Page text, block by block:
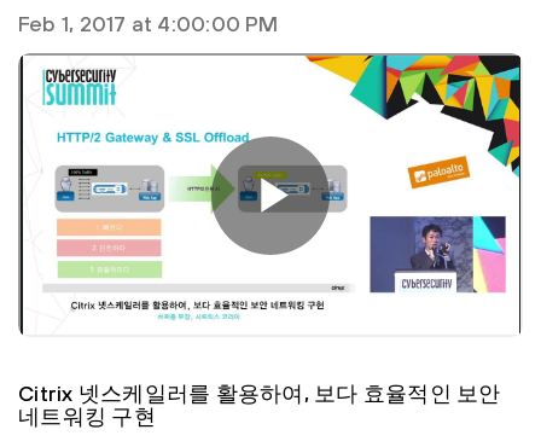
Feb 1, 2017 at 4:00:00 PM
Citrix 넷스케일러를 활용하여, 보다 효율적인 보안
네트워킹 구현